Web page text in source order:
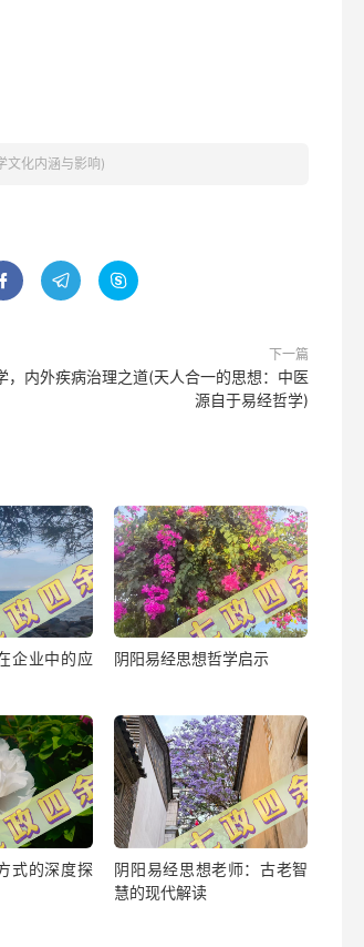
文化内涵与影响)
  
下一篇
，内外疾病治理之道(天人合一的思想：中医
源自于易经哲学)
企业中的应
阴阳易经思想哲学启示
式的深度探
阴阳易经思想老师：古老智
慧的现代解读